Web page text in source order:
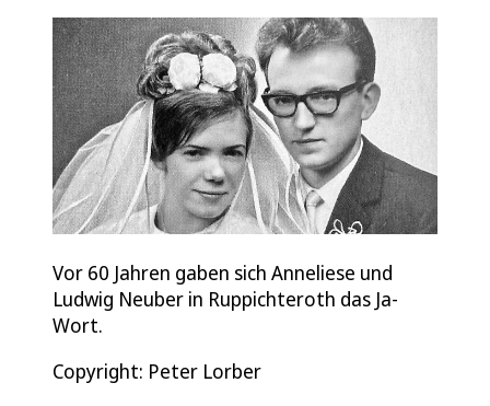
Vor 60 Jahren gaben sich Anneliese und
Ludwig Neuber in Ruppichteroth das Ja-
Wort.
Copyright: Peter Lorber